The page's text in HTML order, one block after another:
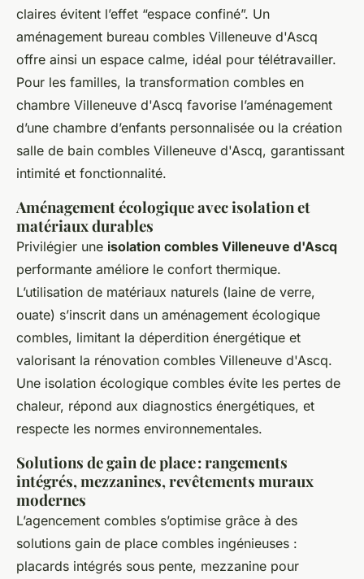
claires évitent l’effet “espace confiné”. Un
aménagement bureau combles Villeneuve d'Ascq
offre ainsi un espace calme, idéal pour télétravailler.
Pour les familles, la transformation combles en
chambre Villeneuve d'Ascq favorise l’aménagement
d’une chambre d’enfants personnalisée ou la création
salle de bain combles Villeneuve d'Ascq, garantissant
intimité et fonctionnalité.
Aménagement écologique avec isolation et
matériaux durables
Privilégier une isolation combles Villeneuve d'Ascq
performante améliore le confort thermique.
L’utilisation de matériaux naturels (laine de verre,
ouate) s’inscrit dans un aménagement écologique
combles, limitant la déperdition énergétique et
valorisant la rénovation combles Villeneuve d'Ascq.
Une isolation écologique combles évite les pertes de
chaleur, répond aux diagnostics énergétiques, et
respecte les normes environnementales.
Solutions de gain de place : rangements
intégrés, mezzanines, revêtements muraux
modernes
L’agencement combles s’optimise grâce à des
solutions gain de place combles ingénieuses :
placards intégrés sous pente, mezzanine pour